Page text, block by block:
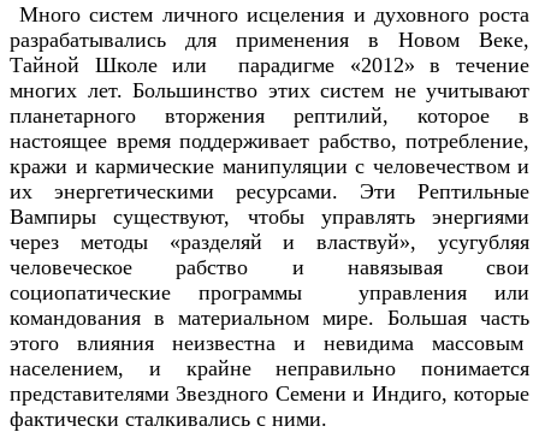
Много систем личного исцеления и духовного роста
разрабатывались для применения в Новом Веке,
Тайной Школе или парадигме «2012» в течение
многих лет. Большинство этих систем не учитывают
планетарного вторжения рептилий, которое в
настоящее время поддерживает рабство, потребление,
кражи и кармические манипуляции с человечеством и
их энергетическими ресурсами. Эти Рептильные
Вампиры существуют, чтобы управлять энергиями
через методы «разделяй и властвуй», усугубляя
человеческое рабство и навязывая свои
социопатические программы управления или
командования в материальном мире. Большая часть
этого влияния неизвестна и невидима массовым
населением, и крайне неправильно понимается
представителями Звездного Семени и Индиго, которые
фактически сталкивались с ними.